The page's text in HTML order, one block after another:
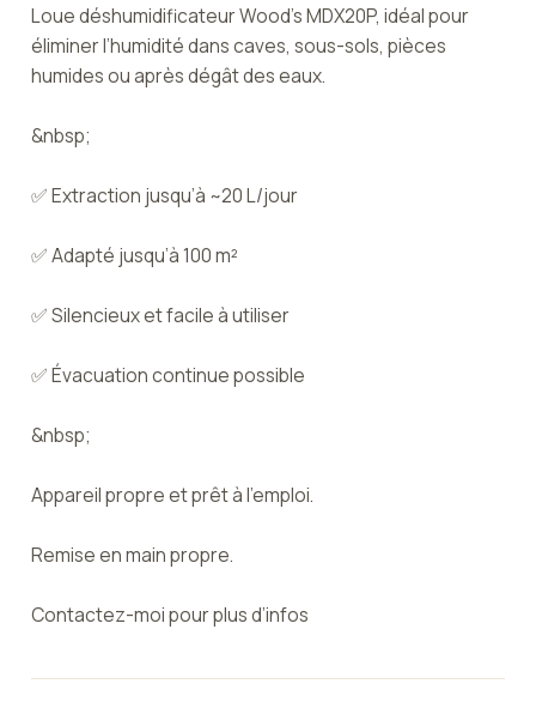
Loue déshumidificateur Wood’s MDX20P, idéal pour
éliminer l’humidité dans caves, sous-sols, pièces
humides ou après dégât des eaux.
&nbsp;
✅ Extraction jusqu’à ~20 L/jour
✅ Adapté jusqu’à 100 m²
✅ Silencieux et facile à utiliser
✅ Évacuation continue possible
&nbsp;
Appareil propre et prêt à l’emploi.
Remise en main propre.
Contactez-moi pour plus d’infos